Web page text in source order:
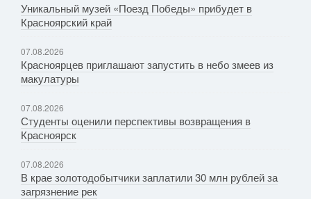
Уникальный музей «Поезд Победы» прибудет в
Красноярский край
07.08.2026
Красноярцев приглашают запустить в небо змеев из
макулатуры
07.08.2026
Студенты оценили перспективы возвращения в
Красноярск
07.08.2026
В крае золотодобытчики заплатили 30 млн рублей за
загрязнение рек